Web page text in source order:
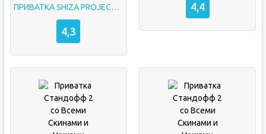
ПРИВАТКА SHIZA PROJECT (AureRise v2.0) на Стандофф 2
4,3
4,4